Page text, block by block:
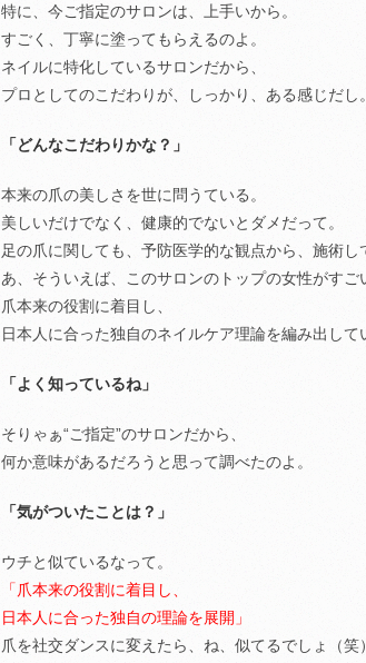
特に、今ご指定のサロンは、上手いから。
すごく、丁寧に塗ってもらえるのよ。
ネイルに特化しているサロンだから、
プロとしてのこだわりが、しっかり、ある感じだし。
「どんなこだわりかな？」
本来の爪の美しさを世に問うている。
美しいだけでなく、健康的でないとダメだって。
足の爪に関しても、予防医学的な観点から、施術し
あ、そういえば、このサロンのトップの女性がすご
爪本来の役割に着目し、
日本人に合った独自のネイルケア理論を編み出して
「よく知っているね」
そりゃぁ“ご指定”のサロンだから、
何か意味があるだろうと思って調べたのよ。
「気がついたことは？」
ウチと似ているなって。
「爪本来の役割に着目し、
日本人に合った独自の理論を展開」
爪を社交ダンスに変えたら、ね、似てるでしょ（笑）